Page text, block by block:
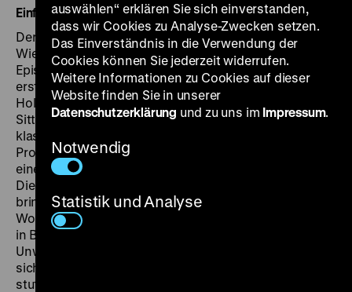
Einführung am 16.7.: Christoph Hochhäusler
Der gebürtige Saarländer Max Ophüls ist vielleicht
Wien-Film-Regisseur schlechthin. Basierend auf
Episoden aus SchnitzlersReigenentwirft er in seinem
ersten europäischen Film nach der Rückkehr aus dem
Hollywood-Exil ein wunderbar kreisendes
Sittengemälde der Jahrhundertwende mit dem
klassischen Figurenrepertoire unter anderem aus einer
Prostituierten, einem Soldaten, einem Dienstmädchen,
einem Poeten – bis sich am Ende der Reigen schließt.
Die Rolle des Spielleiters, der den Reigen in Gang
bringt und am Laufen hält, besetzt Ophüls mit
Wohlbrück, mit dem er bereits Anfang der 1930er-Jahre
in Berlin am Theater zusammengearbeitet hatte. „Diese
Unwirklichkeit zweiter Ordnung – in
sich die anderen Figuren immer wieder über ihn,
stutzen, fragen, ob man sich schon einmal gesehen
auswählen“ erklären Sie sich einverstanden,
dass wir Cookies zu Analyse-Zwecken setzen.
Das Einverständnis in die Verwendung der
Cookies können Sie jederzeit widerrufen.
Weitere Informationen zu Cookies auf dieser
Website finden Sie in unserer
Datenschutzerklärung und zu uns im Impressum.
Notwendig
Statistik und Analyse